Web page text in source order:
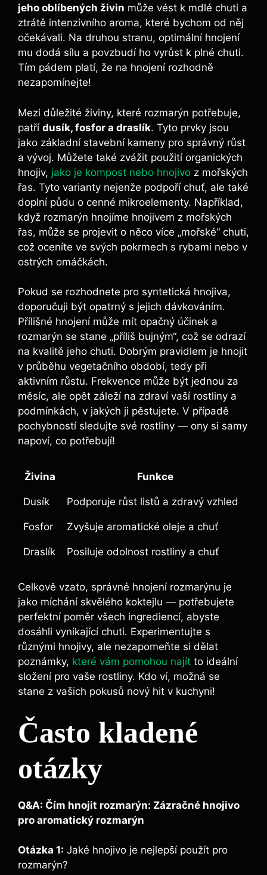
jeho oblíbených ⁢živin může vést k mdlé chuti a
ztrátě intenzivního aroma, které bychom od něj
očekávali. ​Na druhou stranu, optimální hnojení
mu dodá sílu a povzbudí ho vyrůst k plné chuti.
Tím pádem platí, že na hnojení rozhodně
nezapomínejte!
Mezi důležité živiny, které rozmarýn potřebuje,
patří dusík, fosfor ‍a draslík. Tyto prvky jsou
jako​ základní stavební kameny pro‌ správný růst
a vývoj. Můžete také zvážit⁣ použití organických
‌hnojiv, jako je kompost nebo hnojivo z mořských
řas. Tyto varianty nejenže podpoří chuť, ale také
doplní půdu o cenné mikroelementy. Například,
když rozmarýn hnojíme hnojivem z mořských
řas, může se projevit o něco více „mořské“​ chuti,
což oceníte ve svých pokrmech s rybami nebo v
ostrých omáčkách.
Pokud se rozhodnete pro syntetická hnojiva,
doporučuji být⁢ opatrný s jejich ​dávkováním.
Přílišné hnojení může mít opačný účinek a
rozmarýn se stane „příliš bujným“, což se odrazí⁢
na ‌kvalitě jeho chuti. Dobrým pravidlem je hnojit
v průběhu vegetačního období, tedy při
aktivním růstu. Frekvence může být jednou za
měsíc, ale opět záleží na zdraví vaší rostliny‌ a
podmínkách, ​v jakých ji pěstujete. V případě
pochybností sledujte⁤ své rostliny — ‍ony si samy
⁤napoví,​ co potřebují!
Živina Funkce
Dusík Podporuje růst listů a‌ zdravý vzhled
Fosfor Zvyšuje aromatické oleje a chuť
Draslík Posiluje odolnost rostliny ⁣a chuť
Celkově vzato, ⁤správné hnojení rozmarýnu je
jako míchání skvělého koktejlu — potřebujete
perfektní poměr všech ingrediencí, abyste
dosáhli vynikající chuti. Experimentujte s
různými ​hnojivy, ale nezapomeňte ⁣si dělat
poznámky, které vám pomohou najít ​ to​ ideální
složení pro vaše ‍rostliny.⁣ Kdo ‌ví, ⁤možná se
stane ⁤z ​vašich pokusů nový hit v kuchyni!
Často⁢ kladené
otázky
Q&A: Čím hnojit rozmarýn: Zázračné hnojivo
pro aromatický rozmarýn
Otázka 1: Jaké ‍hnojivo je nejlepší použít pro
rozmarýn?